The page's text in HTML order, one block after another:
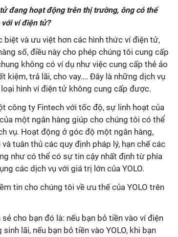
đang hoạt động trên thị trường, ông có thể
ví điện tử?
biệt và ưu việt hơn các hình thức ví điện tử,
số, điều này cho phép chúng tôi cung cấp
không có ví dụ như việc cung cấp thẻ ảo
kiệm, trả lãi, cho vay…. Đây là những dịch vụ
hình ví điện tử không cung cấp được.
công ty Fintech với tốc độ, sự linh hoạt của
một ngân hàng giúp cho chúng tôi có thể
vụ. Hoạt động ở góc độ một ngân hàng,
tuân thủ các quy định pháp lý, hạn chế các
như có thể có sự tin cậy nhất định từ phía
các dịch vụ với giá trị lớn của YOLO.
tin cho chúng tôi về ưu thế của YOLO trên
cho bạn đó là: nếu bạn bỏ tiền vào ví điện
lãi, nếu bạn bỏ tiền vào YOLO, khi bạn